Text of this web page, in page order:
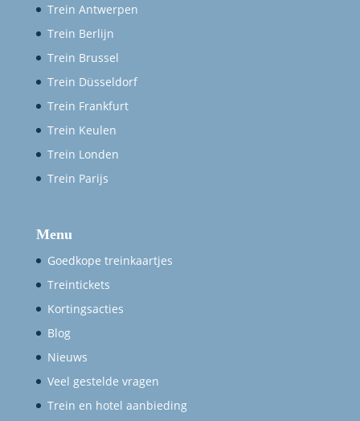
Trein Antwerpen
Trein Berlijn
Trein Brussel
Trein Düsseldorf
Trein Frankfurt
Trein Keulen
Trein Londen
Trein Parijs
Menu
Goedkope treinkaartjes
Treintickets
Kortingsacties
Blog
Nieuws
Veel gestelde vragen
Trein en hotel aanbieding